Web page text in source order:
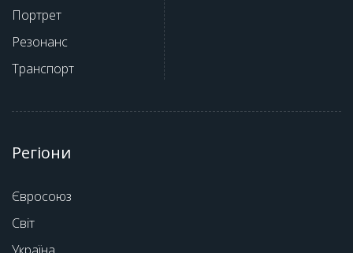
Портрет
Резонанс
Транспорт
Регіони
Євросоюз
Світ